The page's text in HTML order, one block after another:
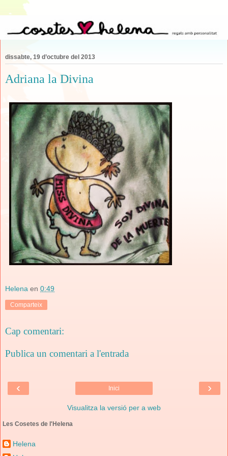
dissabte, 19 d’octubre del 2013
Adriana la Divina
Helena en 0:49
Comparteix
Cap comentari:
Publica un comentari a l'entrada
‹ ›
Inici
Visualitza la versió per a web
Les Cosetes de l'Helena
Helena